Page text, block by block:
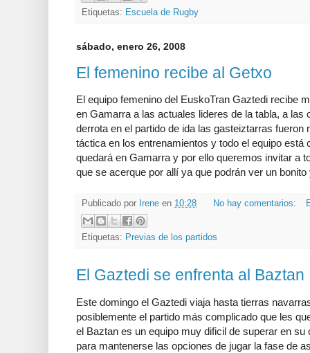
Etiquetas: Escuela de Rugby
sábado, enero 26, 2008
El femenino recibe al Getxo
El equipo femenino del EuskoTran Gaztedi recibe
en Gamarra a las actuales lideres de la tabla, a las
derrota en el partido de ida las gasteiztarras
táctica en los entrenamientos y todo el equipo está
quedará en Gamarra y por ello queremos invitar a
que se acerque por allí ya que podrán ver un
Publicado por Irene en 10:28 No hay comentarios:
Etiquetas: Previas de los partidos
El Gaztedi se enfrenta al Baztan
Este domingo el Gaztedi viaja hasta tierras
posiblemente el partido más complicado que les
el Baztan es un equipo muy dificil de superar en
para mantenerse las opciones de jugar la fase de